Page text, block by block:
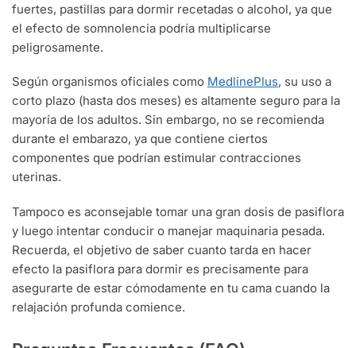
fuertes, pastillas para dormir recetadas o alcohol, ya que
el efecto de somnolencia podría multiplicarse
peligrosamente.
Según organismos oficiales como MedlinePlus, su uso a
corto plazo (hasta dos meses) es altamente seguro para la
mayoría de los adultos. Sin embargo, no se recomienda
durante el embarazo, ya que contiene ciertos
componentes que podrían estimular contracciones
uterinas.
Tampoco es aconsejable tomar una gran dosis de pasiflora
y luego intentar conducir o manejar maquinaria pesada.
Recuerda, el objetivo de saber cuanto tarda en hacer
efecto la pasiflora para dormir es precisamente para
asegurarte de estar cómodamente en tu cama cuando la
relajación profunda comience.